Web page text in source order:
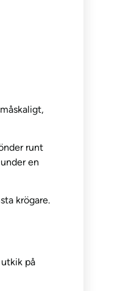
runt
en
krögare.
på